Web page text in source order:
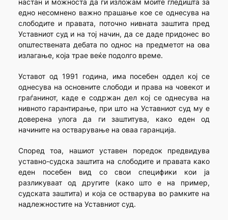
настан и можноста да ги изложам моите гледишта за
едно несомнено важно прашање кое се однесува на
слободите и правата, поточно нивната заштита пред
Уставниот суд и на тој начин, да се даде придонес во
општествената дебата по однос на предметот на ова
излагање, која трае веќе подолго време.
Уставот од 1991 година, има посебен оддел кој се
однесува на основните слободи и права на човекот и
граѓанинот, каде е содржан дел кој се однесува на
нивното гарантирање, при што на Уставниот суд му е
доверена улога да ги заштитува, како еден од
начините на остварување на оваа гаранција.
Според тоа, нашиот уставен поредок предвидува
уставно-судска заштита на слободите и правата како
еден посебен вид со свои специфики кои ја
разликуваат од другите (како што е на пример,
судската заштита) и која се остварува во рамките на
надлежностите на Уставниот суд.